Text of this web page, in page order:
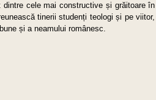
cele mai constructive și grăitoare în
tinerii studenți teologi și pe viitor,
și a neamului românesc.